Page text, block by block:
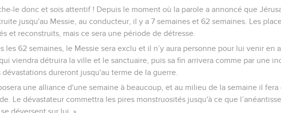
le donc et sois attentif ! Depuis le moment où la parole a annoncé que
jusqu'au Messie, au conducteur, il y a 7 semaines et 62 semaines. Les
et reconstruits, mais ce sera une période de détresse.
les 62 semaines, le Messie sera exclu et il n’y aura personne pour lui venir en
viendra détruira la ville et le sanctuaire, puis sa fin arrivera comme par une
dévastations dureront jusqu'au terme de la guerre.
une alliance d'une semaine à beaucoup, et au milieu de la semaine il
Le dévastateur commettra les pires monstruosités jusqu'à ce que
déversent sur lui. »